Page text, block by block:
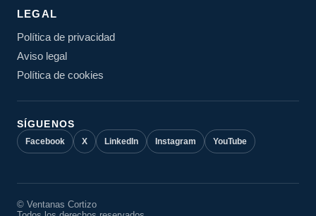
LEGAL
Política de privacidad
Aviso legal
Política de cookies
SÍGUENOS
Facebook X LinkedIn Instagram YouTube
© Ventanas Cortizo